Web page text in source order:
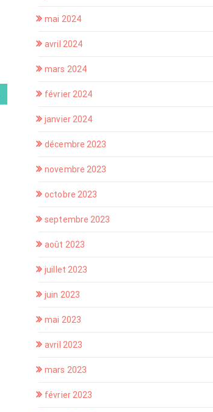
mai 2024
avril 2024
mars 2024
février 2024
janvier 2024
décembre 2023
novembre 2023
octobre 2023
septembre 2023
août 2023
juillet 2023
juin 2023
mai 2023
avril 2023
mars 2023
février 2023